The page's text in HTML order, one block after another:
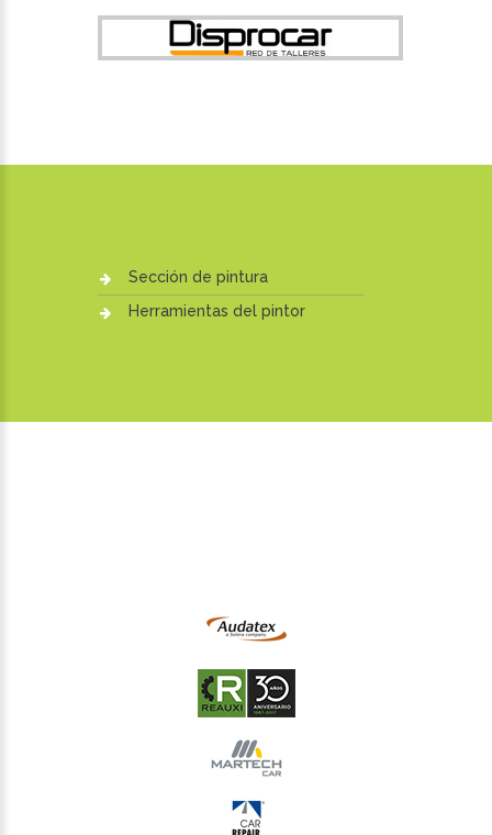
Sección de pintura
Herramientas del pintor